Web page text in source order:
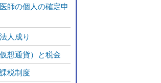
師の個人の確定申
人成り
想通貨）と税金
税制度